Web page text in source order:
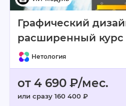
Графический
расширенный курс
Нетология
от 4 690 ₽/мес.
или сразу 160 400 ₽